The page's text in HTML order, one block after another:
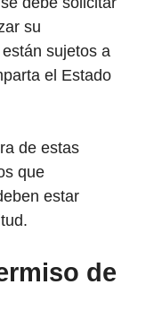
su
sujetos a
el Estado
de estas
que
estar
de